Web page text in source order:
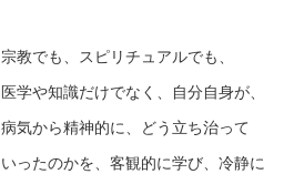
宗教でも、スピリチュアルでも、
医学や知識だけでなく、自分自身が、
病気から精神的に、どう立ち治って
いったのかを、客観的に学び、冷静に